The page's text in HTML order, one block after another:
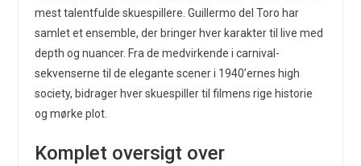
mest talentfulde skuespillere. Guillermo del Toro har
samlet et ensemble, der bringer hver karakter til live med
depth og nuancer. Fra de medvirkende i carnival-
sekvenserne til de elegante scener i 1940’ernes high
society, bidrager hver skuespiller til filmens rige historie
og mørke plot.
Komplet oversigt over